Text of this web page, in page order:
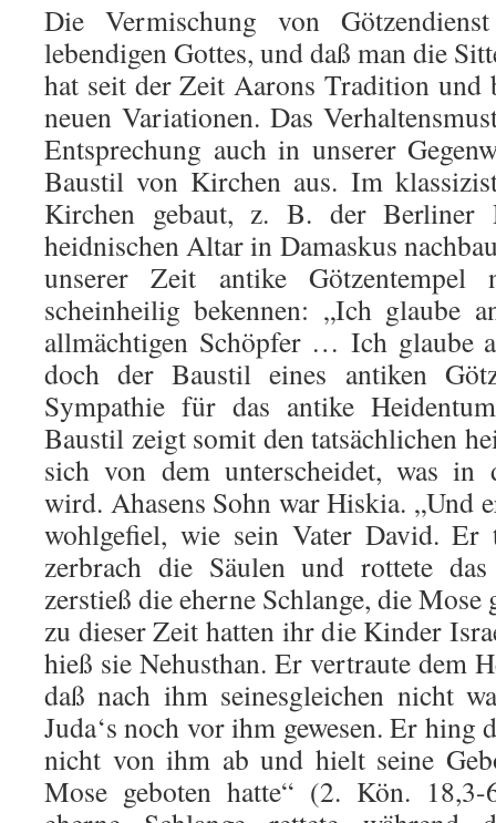
Die Vermischung von
lebendigen Gottes, und daß man die
hat seit der Zeit Aarons Tradition und
neuen Variationen. Das
Entsprechung auch in unserer
Baustil von Kirchen aus. Im
Kirchen gebaut, z. B. der Berliner
heidnischen Altar in Da­mas­kus
unserer Zeit antike
scheinheilig bekennen: „Ich glaube
allmächtigen Schöpfer … Ich glaube
doch der Baustil eines antiken
Sympathie für das antike
Baustil zeigt somit den tat­sächli­chen
sich von dem unterscheidet, was in
wird. Ahasens Sohn war Hiskia. „Und
wohlgefiel, wie sein Vater David.
zerbrach die Säu­len und rottete
zerstieß die eherne Schlange, die Mose
zu dieser Zeit hatten ihr die Kinder
hieß sie Nehusthan. Er vertraute dem
daß nach ihm seinesgleichen nicht
Juda‘s noch vor ihm gewesen. Er hing
nicht von ihm ab und hielt seine
Mose geboten hatte“ (2. Kön.